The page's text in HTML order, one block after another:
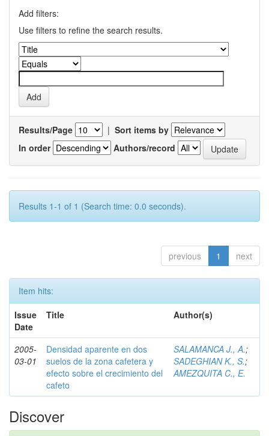
Add filters:
Use filters to refine the search results.
Results/Page | Sort items by
In order
Authors/record
Results 1-1 of 1 (Search time: 0.0 seconds).
previous 1 next
Item hits:
Issue
Date
Title Author(s)
2005-
03-01
Densidad aparente en dos
suelos de la zona cafetera y
efecto sobre el crecimiento del
cafeto
SALAMANCA J., A.;
SADEGHIAN K., S.;
AMEZQUITA C., E.
Discover